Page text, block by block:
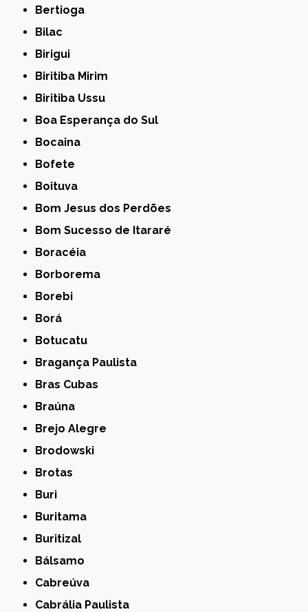
Bertioga
Bilac
Birigui
Biritiba Mirim
Biritiba Ussu
Boa Esperança do Sul
Bocaina
Bofete
Boituva
Bom Jesus dos Perdões
Bom Sucesso de Itararé
Boracéia
Borborema
Borebi
Borá
Botucatu
Bragança Paulista
Bras Cubas
Braúna
Brejo Alegre
Brodowski
Brotas
Buri
Buritama
Buritizal
Bálsamo
Cabreúva
Cabrália Paulista